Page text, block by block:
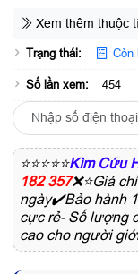
Xem thêm thuộc
Trạng thái: Còn
Số lần xem: 454
⭐⭐⭐⭐⭐Kìm Cứu
182 357❌⭐Giá
ngày✔️Bảo hành
cực rẻ- Số lượng
cao cho người